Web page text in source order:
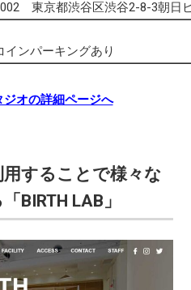
東京都渋谷区渋谷2-8-3朝日
インパーキングあり
オの詳細ページへ
することで様々な
BIRTH LAB」